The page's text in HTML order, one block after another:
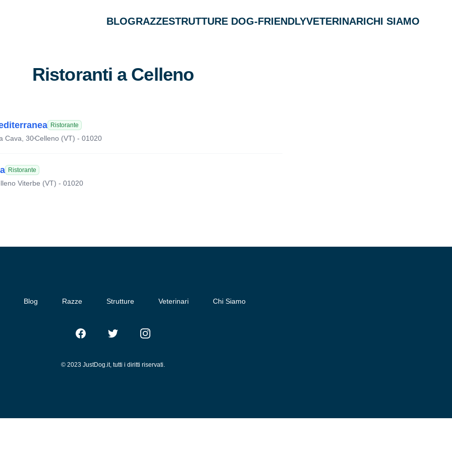
BLOGRAZZESTRUTTURE DOG-FRIENDLYVETERINARICHI SIAMO
Ristoranti a Celleno
Ristorante
Cava, 30Celleno (VT) - 01020
Ristorante
Viterbe (VT) - 01020
Blog Razze Strutture Veterinari Chi Siamo
FacebookTwitter Instagram
© 2023 JustDog.it, tutti i diritti riservati.